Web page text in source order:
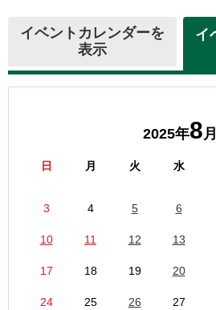
イベントカレンダーを
表示
イ
2025年8月
日 月 火 水
3
4 5 6
10 11 12 13
17 18 19 20
24 25 26 27